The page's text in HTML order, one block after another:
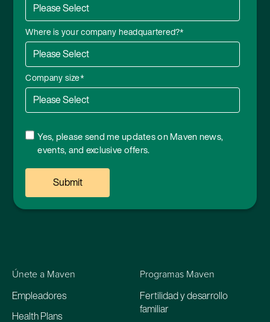
Where is your company headquartered?*
Company size*
Yes, please send me updates on Maven news,
events, and exclusive offers.
Únete a Maven
Empleadores
Health Plans
Programas Maven
Fertilidad y desarrollo
familiar